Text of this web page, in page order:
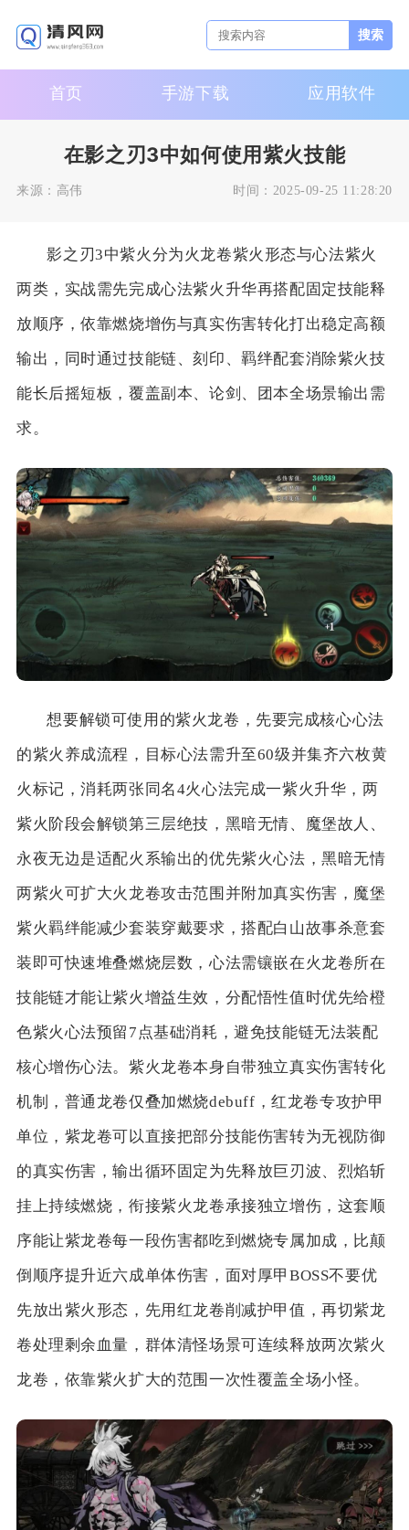
搜索
首页 手游下载 应用软件
在影之刃3中如何使用紫火技能
来源： 高伟 时间： 2025-09-25 11:28:20
影之刃3中紫火分为火龙卷紫火形态与心法紫火
两类，实战需先完成心法紫火升华再搭配固定技能释
放顺序，依靠燃烧增伤与真实伤害转化打出稳定高额
输出，同时通过技能链、刻印、羁绊配套消除紫火技
能长后摇短板，覆盖副本、论剑、团本全场景输出需
求。
想要解锁可使用的紫火龙卷，先要完成核心心法
的紫火养成流程，目标心法需升至60级并集齐六枚黄
火标记，消耗两张同名4火心法完成一紫火升华，两
紫火阶段会解锁第三层绝技，黑暗无情、魔堡故人、
永夜无边是适配火系输出的优先紫火心法，黑暗无情
两紫火可扩大火龙卷攻击范围并附加真实伤害，魔堡
紫火羁绊能减少套装穿戴要求，搭配白山故事杀意套
装即可快速堆叠燃烧层数，心法需镶嵌在火龙卷所在
技能链才能让紫火增益生效，分配悟性值时优先给橙
色紫火心法预留7点基础消耗，避免技能链无法装配
核心增伤心法。紫火龙卷本身自带独立真实伤害转化
机制，普通龙卷仅叠加燃烧debuff，红龙卷专攻护甲
单位，紫龙卷可以直接把部分技能伤害转为无视防御
的真实伤害，输出循环固定为先释放巨刃波、烈焰斩
挂上持续燃烧，衔接紫火龙卷承接独立增伤，这套顺
序能让紫龙卷每一段伤害都吃到燃烧专属加成，比颠
倒顺序提升近六成单体伤害，面对厚甲BOSS不要优
先放出紫火形态，先用红龙卷削减护甲值，再切紫龙
卷处理剩余血量，群体清怪场景可连续释放两次紫火
龙卷，依靠紫火扩大的范围一次性覆盖全场小怪。